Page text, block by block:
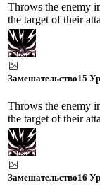
Throws the enemy
the target of their
Замешательство15
Throws the enemy
the target of their
Замешательство16